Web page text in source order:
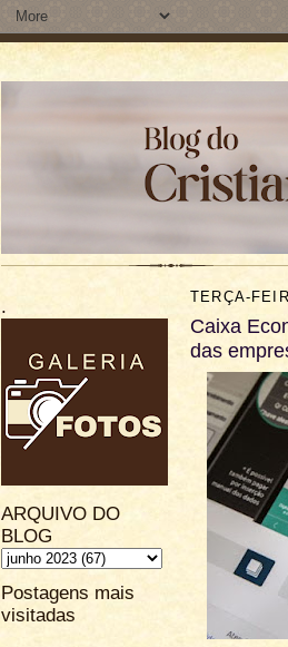
.
ARQUIVO DO
BLOG
Postagens mais
visitadas
TERÇA-
Caixa
das